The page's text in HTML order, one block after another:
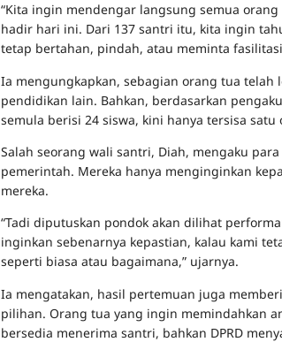
“Kita ingin mendengar langsung semua
hadir hari ini. Dari 137 santri itu, kita ingin
tetap bertahan, pindah, atau meminta
Ia mengungkapkan, sebagian orang tua
pendidikan lain. Bahkan, berdasarkan
semula berisi 24 siswa, kini hanya tersisa
Salah seorang wali santri, Diah, mengaku
pemerintah. Mereka hanya menginginkan
mereka.
“Tadi diputuskan pondok akan dilihat
inginkan sebenarnya kepastian, kalau kami
seperti biasa atau bagaimana,” ujarnya.
Ia mengatakan, hasil pertemuan juga
pilihan. Orang tua yang ingin memindahkan
bersedia menerima santri, bahkan DPRD